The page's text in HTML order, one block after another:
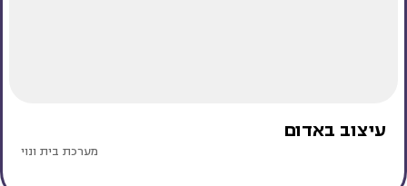
עיצוב באדום
מערכת בית ונוי